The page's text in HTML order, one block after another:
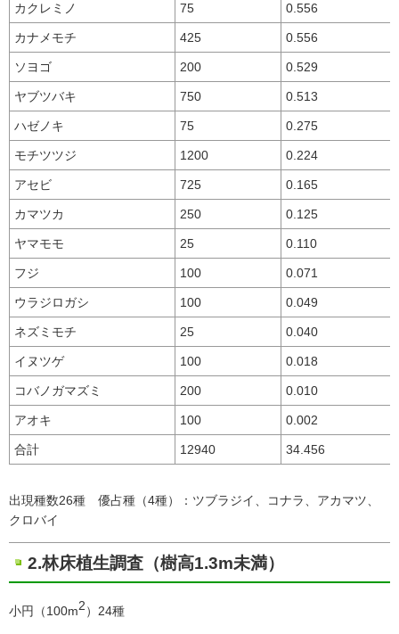
カクレミノ 75 0.556
カナメモチ 425 0.556
ソヨゴ 200 0.529
ヤブツバキ 750 0.513
ハゼノキ 75 0.275
モチツツジ 1200 0.224
アセビ 725 0.165
カマツカ 250 0.125
ヤマモモ 25 0.110
フジ 100 0.071
ウラジロガシ 100 0.049
ネズミモチ 25 0.040
イヌツゲ 100 0.018
コバノガマズミ 200 0.010
アオキ 100 0.002
合計 12940 34.456
出現種数26種 優占種（4種）：ツブラジイ、コナラ、アカマツ、
クロバイ
2.林床植生調査（樹高1.3m未満）
小円（100m2）24種